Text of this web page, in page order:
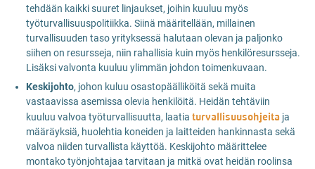
tehdään kaikki suuret linjaukset, joihin kuuluu myös
työturvallisuuspolitiikka. Siinä määritellään, millainen
turvallisuuden taso yrityksessä halutaan olevan ja paljonko
siihen on resursseja, niin rahallisia kuin myös henkilöresursseja.
Lisäksi valvonta kuuluu ylimmän johdon toimenkuvaan.
Keskijohto, johon kuluu osastopäälliköitä sekä muita
vastaavissa asemissa olevia henkilöitä. Heidän tehtäviin
kuuluu valvoa työturvallisuutta, laatia turvallisuusohjeita ja
määräyksiä, huolehtia koneiden ja laitteiden hankinnasta sekä
valvoa niiden turvallista käyttöä. Keskijohto määrittelee
montako työnjohtajaa tarvitaan ja mitkä ovat heidän roolinsa